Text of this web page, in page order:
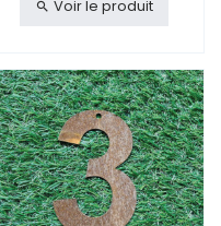
Voir le produit